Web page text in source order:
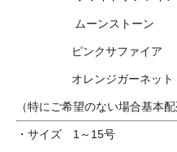
ムーンストーン
ピンクサファイア
オレンジガーネット（
（特にご希望のない場合基本
・サイズ 1～15号